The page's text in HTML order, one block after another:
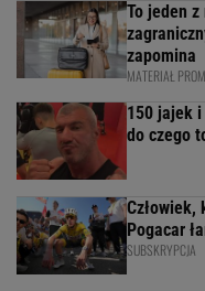
To jeden z
zapomina
MATERIAŁ
150 jajek
do czego
Człowiek,
Pogacar
SUBSKRYPCJA